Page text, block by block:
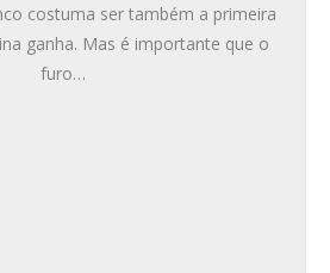
costuma ser também a primeira
ganha. Mas é importante que o
furo…